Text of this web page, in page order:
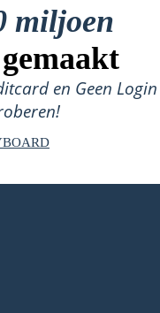
miljoen
en Geen Login